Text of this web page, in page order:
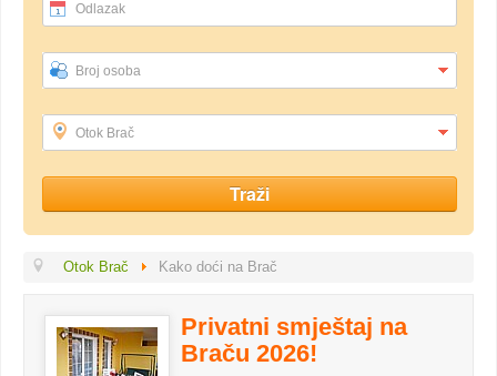
Odlazak
Broj osoba
Otok Brač
Otok Brač Kako doći na Brač
Privatni smještaj na
Braču 2026!